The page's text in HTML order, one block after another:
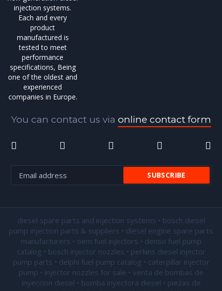
injection systems.
Each and every
product
manufactured is
tested to meet
performance
specifications, Being
one of the oldest and
experienced
companies in Europe.
You can contact us via online contact form
diesel spare parts and injection systems • bosch diesel
pump injection parts & suppliers • diesel engine spare parts
manufacturers • oem fuel injectors • denso fuel pump
catalog • bosch injector nozzles • perkins diesel injector
pump parts • delphi fuel pump catalog • caterpillar injector
pump • injector nozzles for sale • venta de bombas de
inyeccion diesel • bomba inyectora diesel • piezas de